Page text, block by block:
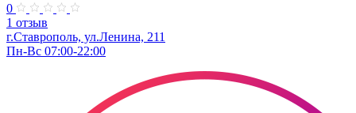
0
1 отзыв
г.Ставрополь, ул.Ленина, 211
Пн-Вс 07:00-22:00